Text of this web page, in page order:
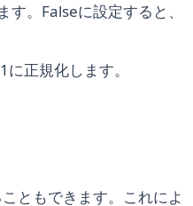
。Falseに設定すると、
正規化します。
ともできます。これによ